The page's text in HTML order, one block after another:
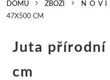
DOMŮ ZBOŽÍ N O V I
47X500 CM
Juta
cm